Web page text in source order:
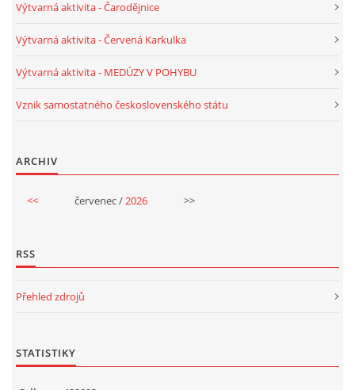
UČTE DĚTI PROŽITKEM
Výtvarná aktivita - Čarodějnice
Výtvarná aktivita - Červená Karkulka
Výtvarná aktivita - MEDÚZY V POHYBU
Vznik samostatného československého státu
ARCHIV
<< červenec /2026 >>
RSS
Přehled zdrojů
STATISTIKY